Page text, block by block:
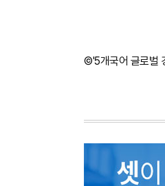
©'5개국어 글로벌